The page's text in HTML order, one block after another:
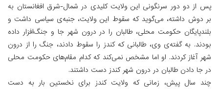
پس از دو دور سرنگونی این ولایت کلیدی در شمال-شرق افغانستان به
بر دوش داشته، می‌گوید که سقوط این ولایت، جنبه‌ی سیاسی داشت و
بلندپایگان حکومت محلی، طالبان را در درون شهر جا و جنگ‌افزار داده
بودند. به گفته‌ی وی، طالبانی که کندز را سقوط دادند، جنگ را از درون
شهر آغاز کردند. او اما مشخص نمی‌کند که کدام مقام‌های حکومت محلی
در جا دادن طالبان در درون شهر کندز دست داشتند.
چند سال پیش، زمانی که ولایت کندز برای نخستین بار به دست